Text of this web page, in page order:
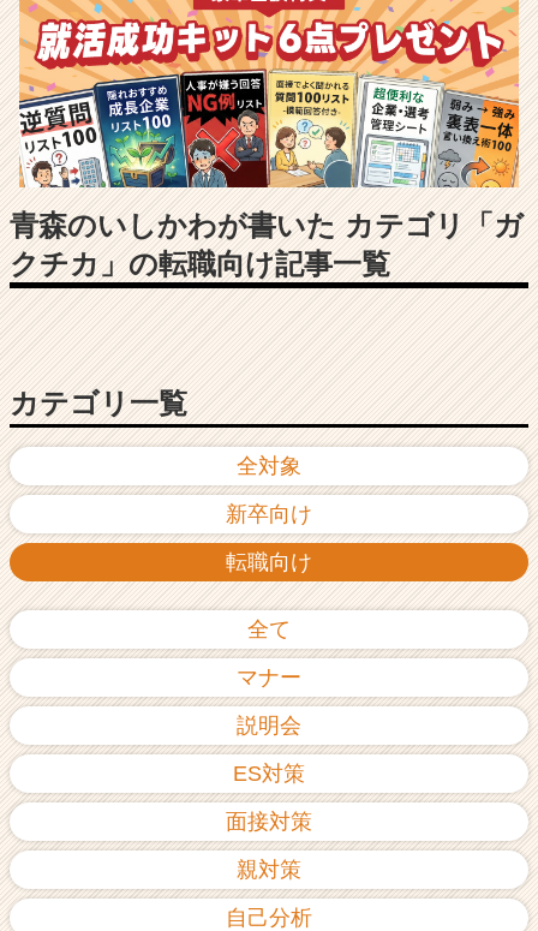
チ
ャ
ー・
成
長
企
業
か
ら
ス
カ
ウ
活
イ
チ
リ
（C
e
r
a
e
青森のいしかわが書いた カテゴリ「ガ
クチカ」の転職向け記事一覧
全対象
新卒向け
転職向け
全て
マナー
説明会
ES対策
面接対策
親対策
自己分析
カテゴリ一覧